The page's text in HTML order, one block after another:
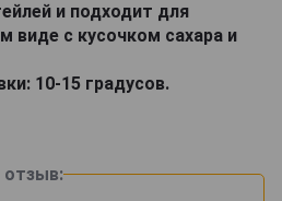
и подходит для
виде с кусочком сахара и
10-15 градусов.
отзыв: